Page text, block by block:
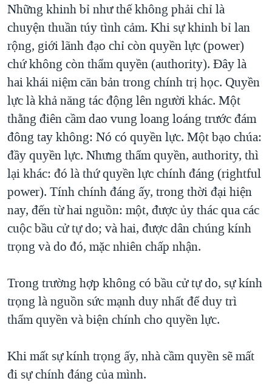
Những khinh bỉ như thế không phải chỉ là
chuyện thuần túy tình cảm. Khi sự khinh bỉ lan
rộng, giới lãnh đạo chỉ còn quyền lực (power)
chứ không còn thẩm quyền (authority). Đây là
hai khái niệm căn bản trong chính trị học. Quyền
lực là khả năng tác động lên người khác. Một
thằng điên cầm dao vung loang loáng trước đám
đông tay không: Nó có quyền lực. Một bạo chúa:
đầy quyền lực. Nhưng thẩm quyền, authority, thì
lại khác: đó là thứ quyền lực chính đáng (rightful
power). Tính chính đáng ấy, trong thời đại hiện
nay, đến từ hai nguồn: một, được ủy thác qua các
cuộc bầu cử tự do; và hai, được dân chúng kính
trọng và do đó, mặc nhiên chấp nhận.
Trong trường hợp không có bầu cử tự do, sự kính
trọng là nguồn sức mạnh duy nhất để duy trì
thẩm quyền và biện chính cho quyền lực.
Khi mất sự kính trọng ấy, nhà cầm quyền sẽ mất
đi sự chính đáng của mình.